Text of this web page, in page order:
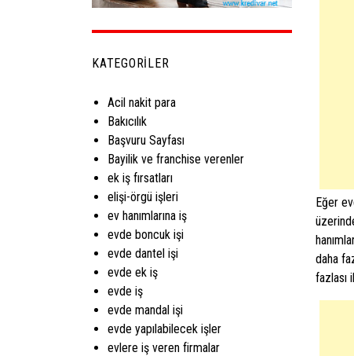
KATEGORILER
Acil nakit para
Bakıcılık
Başvuru Sayfası
Bayilik ve franchise verenler
ek iş fırsatları
elişi-örgü işleri
ev hanımlarına iş
evde boncuk işi
evde dantel işi
evde ek iş
evde iş
evde mandal işi
evde yapılabilecek işler
evlere iş veren firmalar
Eğer
daha
fazlası